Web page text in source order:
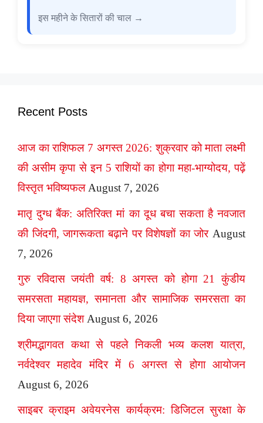
इस महीने के सितारों की चाल →
Recent Posts
आज का राशिफल 7 अगस्त 2026: शुक्रवार को माता लक्ष्मी
की असीम कृपा से इन 5 राशियों का होगा महा-भाग्योदय, पढ़ें
विस्तृत भविष्यफल August 7, 2026
मातृ दुग्ध बैंक: अतिरिक्त मां का दूध बचा सकता है नवजात
की जिंदगी, जागरूकता बढ़ाने पर विशेषज्ञों का जोर August
7, 2026
गुरु रविदास जयंती वर्ष: 8 अगस्त को होगा 21 कुंडीय
समरसता महायज्ञ, समानता और सामाजिक समरसता का
दिया जाएगा संदेश August 6, 2026
श्रीमद्भागवत कथा से पहले निकली भव्य कलश यात्रा,
नर्वदेश्वर महादेव मंदिर में 6 अगस्त से होगा आयोजन
August 6, 2026
साइबर क्राइम अवेयरनेस कार्यक्रम: डिजिटल सुरक्षा के